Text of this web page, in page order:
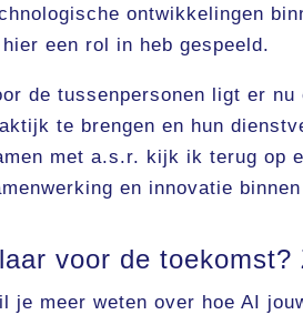
ontwikkelingen
een rol in heb gespeeld.
de tussenpersonen ligt er
te brengen en hun
met a.s.r. kijk ik terug op
en innovatie
voor de
je meer weten over hoe AI